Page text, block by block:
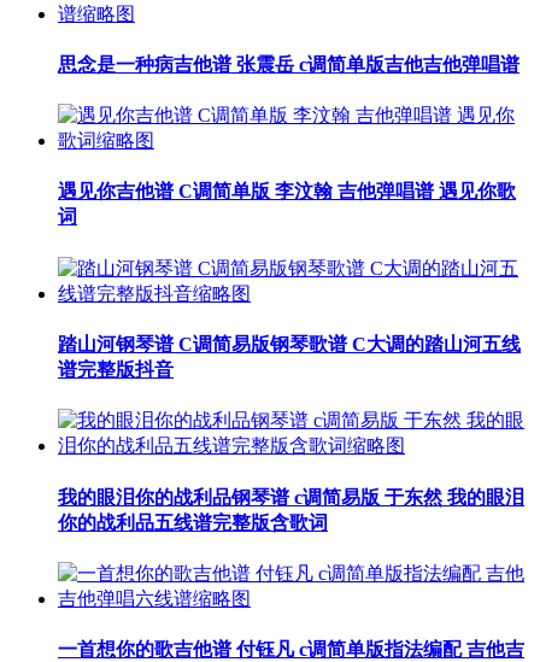
思念是一种病吉他谱 张震岳 c调简单版吉他吉他弹唱谱
遇见你吉他谱 C调简单版 李汶翰 吉他弹唱谱 遇见你歌
词
踏山河钢琴谱 C调简易版钢琴歌谱 C大调的踏山河五线
谱完整版抖音
我的眼泪你的战利品钢琴谱 c调简易版 于东然 我的眼泪
你的战利品五线谱完整版含歌词
一首想你的歌吉他谱 付钰凡 c调简单版指法编配 吉他吉